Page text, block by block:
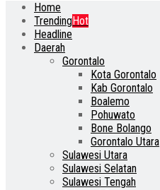
Home
TrendingHot
Headline
Daerah
Gorontalo
Kota Gorontalo
Kab Gorontalo
Boalemo
Pohuwato
Bone Bolango
Gorontalo Utara
Sulawesi Utara
Sulawesi Selatan
Sulawesi Tengah